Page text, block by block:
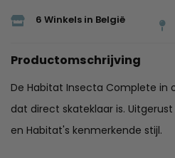
6 Winkels in België
Productomschrijving
De Habitat Insecta Complete in
dat direct skateklaar is.
en Habitat's kenmerkende stijl.